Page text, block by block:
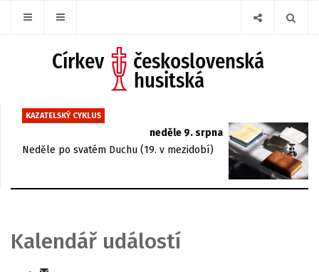
KAZATELSKÝ CYKLUS
neděle 9. srpna
Neděle po svatém Duchu (19. v mezidobí)
Kalendář událostí